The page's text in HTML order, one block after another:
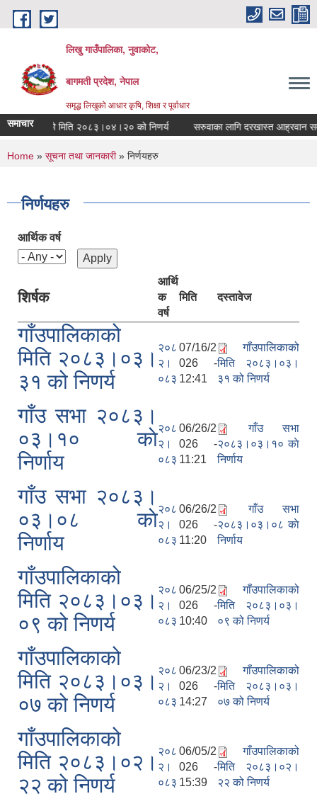
Skip to main content
लिखु गाउँपालिका, नुवाकोट,
बागमती प्रदेश, नेपाल
समृद्ध लिखुको आधार कृषि, शिक्षा र पूर्वाधार
समाचार मिति २०८३।०४।२० को निणर्य सरुवाका लागि दरखास्त आह्रवान
You are here
Home » सूचना तथा जानकारी» निर्णयहरु
निर्णयहरु
आर्थिक वर्ष
शिर्षक
आर्थि
क
वर्ष
मिति दस्तावेज
गाँउपालिकाको
मिति २०८३।०३।
३१ को निणर्य
२०८
२।
०८३
07/16/2
026 -
12:41
गाँउपालिकाको
मिति २०८३।०३।
३१ को निणर्य
गाँउ सभा २०८३।
०३।१० काे
निर्णाय
२०८
२।
०८३
06/26/2
026 -
11:21
गाँउ सभा
२०८३।०३।१० काे
निर्णाय
गाँउ सभा २०८३।
०३।०८ काे
निर्णाय
२०८
२।
०८३
06/26/2
026 -
11:20
गाँउ सभा
२०८३।०३।०८ काे
निर्णाय
गाँउपालिकाको
मिति २०८३।०३।
०९ को निणर्य
२०८
२।
०८३
06/25/2
026 -
10:40
गाँउपालिकाको
मिति २०८३।०३।
०९ को निणर्य
गाँउपालिकाको
मिति २०८३।०३।
०७ को निणर्य
२०८
२।
०८३
06/23/2
026 -
14:27
गाँउपालिकाको
मिति २०८३।०३।
०७ को निणर्य
गाँउपालिकाको
मिति २०८३।०२।
२२ को निणर्य
२०८
२।
०८३
06/05/2
026 -
15:39
गाँउपालिकाको
मिति २०८३।०२।
२२ को निणर्य